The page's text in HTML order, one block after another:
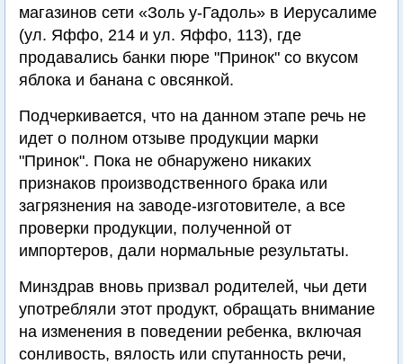
магазинов сети «Золь у-Гадоль» в Иерусалиме
(ул. Яффо, 214 и ул. Яффо, 113), где
продавались банки пюре "Принок" со вкусом
яблока и банана с овсянкой.
Подчеркивается, что на данном этапе речь не
идет о полном отзыве продукции марки
"Принок". Пока не обнаружено никаких
признаков производственного брака или
загрязнения на заводе-изготовителе, а все
проверки продукции, полученной от
импортеров, дали нормальные результаты.
Минздрав вновь призвал родителей, чьи дети
употребляли этот продукт, обращать внимание
на изменения в поведении ребенка, включая
сонливость, вялость или спутанность речи,